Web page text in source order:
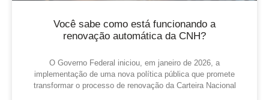
Você sabe como está funcionando a
renovação automática da CNH?
O Governo Federal iniciou, em janeiro de 2026, a
implementação de uma nova política pública que promete
transformar o processo de renovação da Carteira Nacional